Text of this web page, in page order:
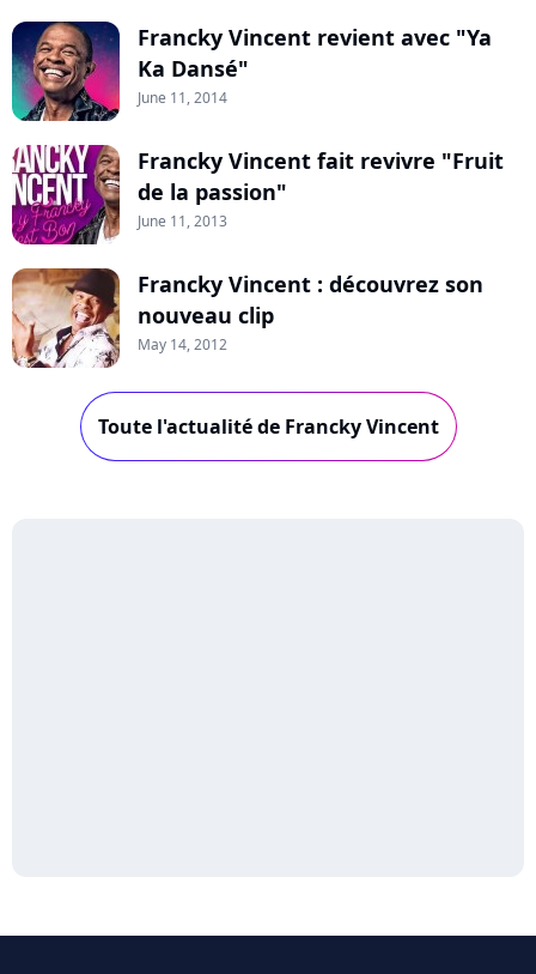
Francky Vincent revient avec "Ya
Ka Dansé"
June 11, 2014
Francky Vincent fait revivre "Fruit
de la passion"
June 11, 2013
Francky Vincent : découvrez son
nouveau clip
May 14, 2012
Toute l'actualité de Francky Vincent